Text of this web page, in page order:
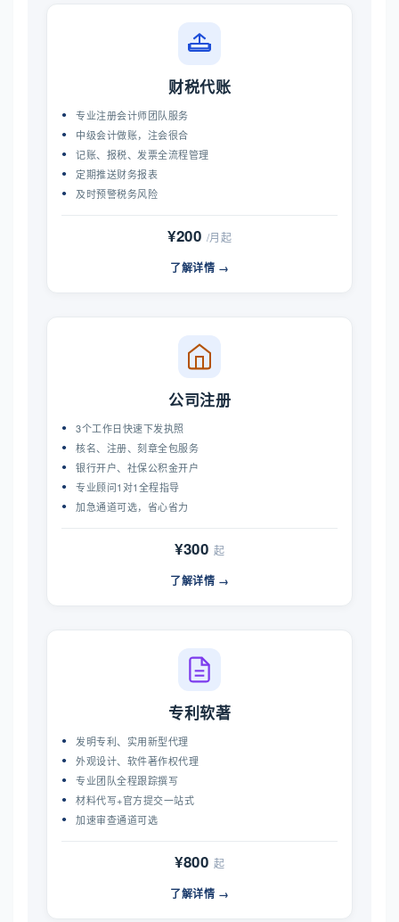
财税代账
专业注册会计师团队服务
中级会计做账，注会很合
记账、报税、发票全流程管理
定期推送财务报表
及时预警税务风险
¥200 /月起
了解详情 →
公司注册
3个工作日快速下发执照
核名、注册、刻章全包服务
银行开户、社保公积金开户
专业顾问1对1全程指导
加急通道可选，省心省力
¥300 起
了解详情 →
专利软著
发明专利、实用新型代理
外观设计、软件著作权代理
专业团队全程跟踪撰写
材料代写+官方提交一站式
加速审查通道可选
¥800 起
了解详情 →